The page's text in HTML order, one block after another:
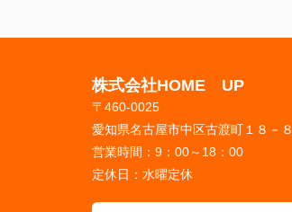
株式会社HOME UP
〒460-0025
愛知県名古屋市中区古渡町１８－８
営業時間： 9：00～18：00
定休日： 水曜定休